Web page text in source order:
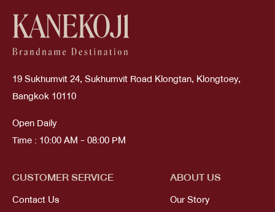
19 Sukhumvit 24, Sukhumvit Road Klongtan, Klongtoey,
Bangkok 10110
Open Daily
Time : 10:00 AM - 08:00 PM
CUSTOMER SERVICE
Contact Us
ABOUT US
Our Story